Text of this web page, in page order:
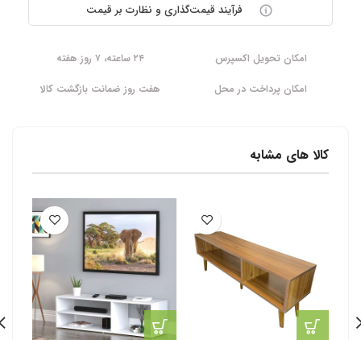
فرآیند قیمت‌گذاری و نظارت بر قیمت
امکان تحویل اکسپرس
۲۴ ساعته، ۷ روز هفته
امکان پرداخت در محل
هفت روز ضمانت بازگشت کالا
کالا های مشابه